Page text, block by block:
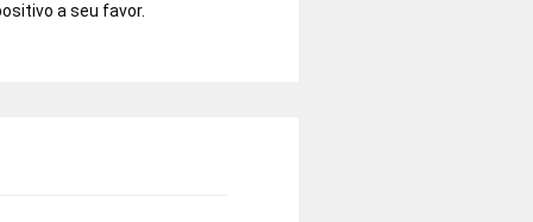
a seu favor.